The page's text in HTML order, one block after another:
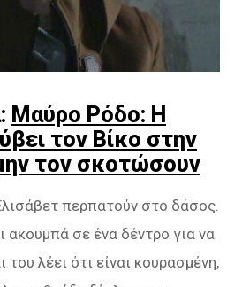
Μαύρο Ρόδο: Η
τον Βίκο στην
τον σκοτώσουν
περπατούν στο δάσος.
ακουμπά σε ένα δέντρο για να
του λέει ότι είναι κουρασμένη,